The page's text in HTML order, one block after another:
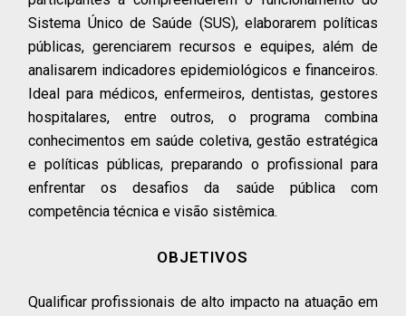
Sistema Único de Saúde (SUS), elaborarem políticas
públicas, gerenciarem recursos e equipes, além de
analisarem indicadores epidemiológicos e financeiros.
Ideal para médicos, enfermeiros, dentistas, gestores
hospitalares, entre outros, o programa combina
conhecimentos em saúde coletiva, gestão estratégica
e políticas públicas, preparando o profissional para
enfrentar os desafios da saúde pública com
competência técnica e visão sistêmica.
OBJETIVOS
Qualificar profissionais de alto impacto na atuação em